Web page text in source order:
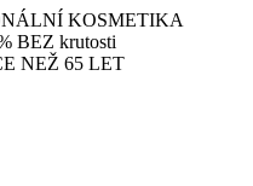
KOSMETIKA
BEZ krutosti
NEŽ 65 LET